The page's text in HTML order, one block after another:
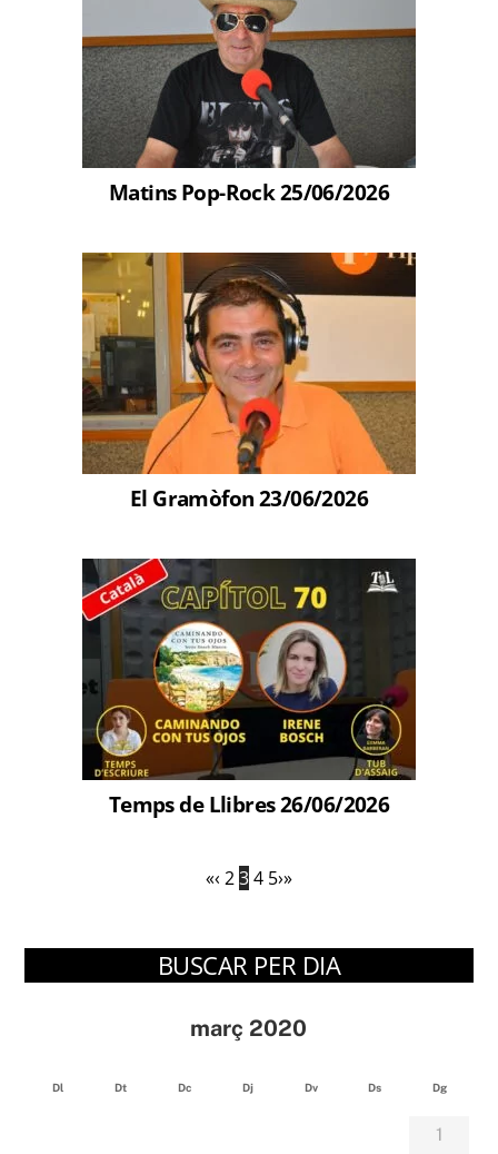
Matins Pop-Rock 25/06/2026
El Gramòfon 23/06/2026
Temps de Llibres 26/06/2026
«‹ 234 5›»
BUSCAR PER DIA
març 2020
Dl Dt Dc Dj Dv Ds Dg
1